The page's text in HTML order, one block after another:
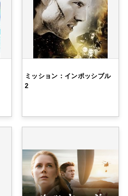
ミッション：インポッシブル
2